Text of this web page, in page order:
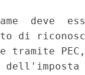
deve
di
tramite